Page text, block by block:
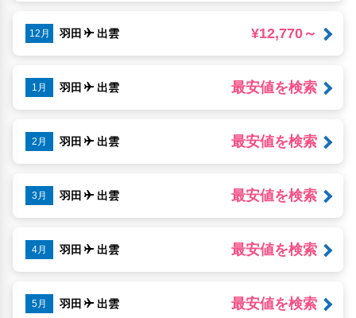
12月 羽田 出雲 ¥12,770～
1月 羽田 出雲 最安値を検索
2月 羽田 出雲 最安値を検索
3月 羽田 出雲 最安値を検索
4月 羽田 出雲 最安値を検索
5月 羽田 出雲 最安値を検索